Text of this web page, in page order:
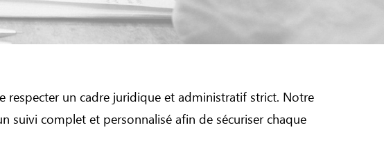
un cadre juridique et administratif strict. Notre
suivi complet et personnalisé afin de sécuriser chaque